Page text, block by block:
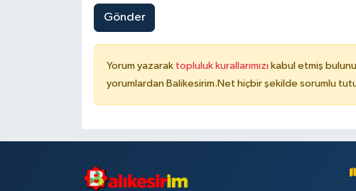
Gönder
Yorum yazarak topluluk kurallarımızı kabul etmiş
yorumlardan Balikesirim.Net hiçbir şekilde sorumlu